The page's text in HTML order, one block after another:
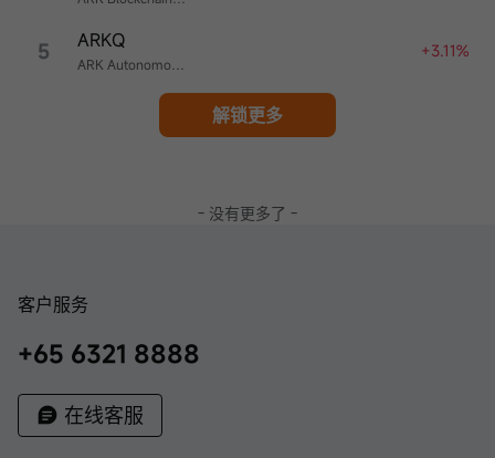
5 ARKQ +3.11%
解锁更多
- 没有更多了 -
客户服务
+65 6321 8888
在线客服